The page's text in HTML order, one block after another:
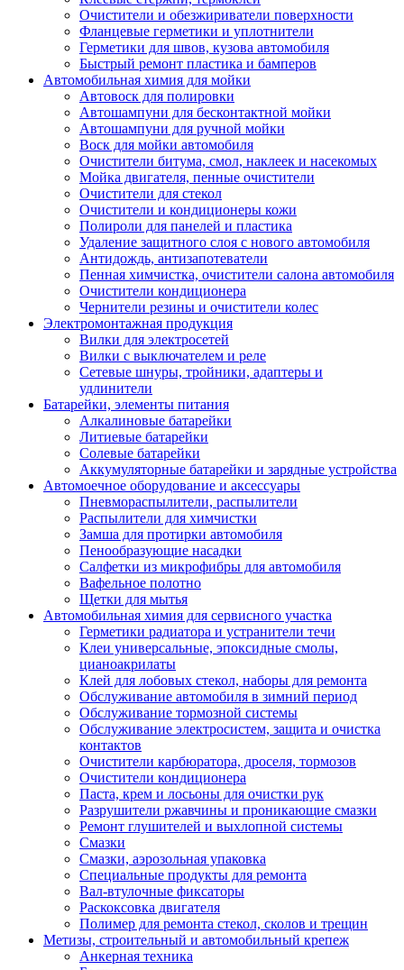
Очистители и обезжириватели поверхности
Фланцевые герметики и уплотнители
Герметики для швов, кузова автомобиля
Быстрый ремонт пластика и бамперов
Автомобильная химия для мойки
Автовоск для полировки
Автошампуни для бесконтактной мойки
Автошампуни для ручной мойки
Воск для мойки автомобиля
Очистители битума, смол, наклеек и насекомых
Мойка двигателя, пенные очистители
Очистители для стекол
Очистители и кондиционеры кожи
Полироли для панелей и пластика
Удаление защитного слоя с нового автомобиля
Антидождь, антизапотеватели
Пенная химчистка, очистители салона автомобиля
Очистители кондиционера
Чернители резины и очистители колес
Электромонтажная продукция
Вилки для электросетей
Вилки с выключателем и реле
Сетевые шнуры, тройники, адаптеры и
удлинители
Батарейки, элементы питания
Алкалиновые батарейки
Литиевые батарейки
Солевые батарейки
Аккумуляторные батарейки и зарядные устройства
Автомоечное оборудование и аксессуары
Пневмораспылители, распылители
Распылители для химчистки
Замша для протирки автомобиля
Пенообразующие насадки
Салфетки из микрофибры для автомобиля
Вафельное полотно
Щетки для мытья
Автомобильная химия для сервисного участка
Герметики радиатора и устранители течи
Клеи универсальные, эпоксидные смолы,
цианоакрилаты
Клей для лобовых стекол, наборы для ремонта
Обслуживание автомобиля в зимний период
Обслуживание тормозной системы
Обслуживание электросистем, защита и очистка
контактов
Очистители карбюратора, дроселя, тормозов
Очистители кондиционера
Паста, крем и лосьоны для очистки рук
Разрушители ржавчины и проникающие смазки
Ремонт глушителей и выхлопной системы
Смазки
Смазки, аэрозольная упаковка
Специальные продукты для ремонта
Вал-втулочные фиксаторы
Раскоксовка двигателя
Полимер для ремонта стекол, сколов и трещин
Метизы, строительный и автомобильный крепеж
Анкерная техника